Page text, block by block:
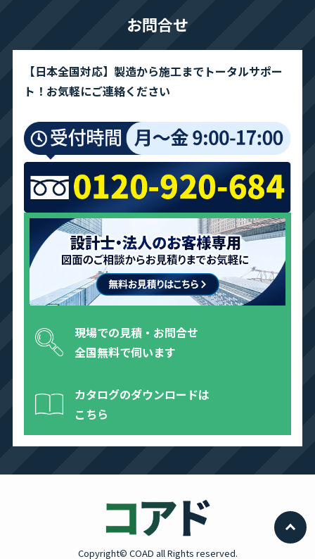
お問合せ
【日本全国対応】製造から施工までトータルサポー
ト！お気軽にご連絡ください
現場での見積・お問合せ
全国無料で伺います
カタログのダウンロードは
こちら
Copyright© COAD all Rights reserved.